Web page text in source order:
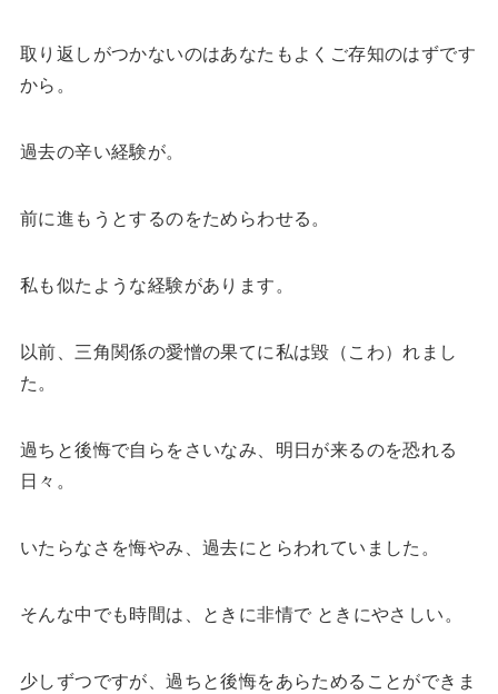
取り返しがつかないのはあなたもよくご存知のはずです
から。
過去の辛い経験が。
前に進もうとするのをためらわせる。
私も似たような経験があります。
以前、三角関係の愛憎の果てに私は毀（こわ）れまし
た。
過ちと後悔で自らをさいなみ、明日が来るのを恐れる
日々。
いたらなさを悔やみ、過去にとらわれていました。
そんな中でも時間は、ときに非情で ときにやさしい。
少しずつですが、過ちと後悔をあらためることができま